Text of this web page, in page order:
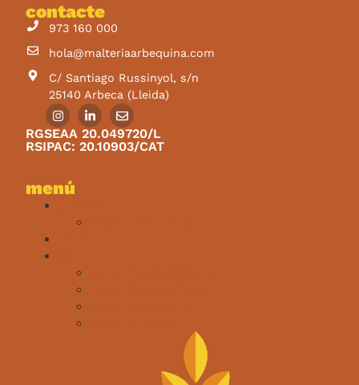
contacte
973 160 000
hola@malteriaarbequina.com
C/ Santiago Russinyol, s/n
25140 Arbeca (Lleida)
RGSEAA 20.049720/L
RSIPAC: 20.10903/CAT
menú